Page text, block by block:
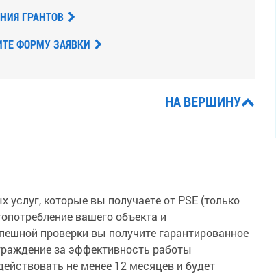
ГРАНТОВ
ФОРМУ ЗАЯВКИ
НА ВЕРШИНУ
которые вы получаете от PSE (только
вашего объекта и
проверки вы получите гарантированное
за эффективность работы
не менее 12 месяцев и будет